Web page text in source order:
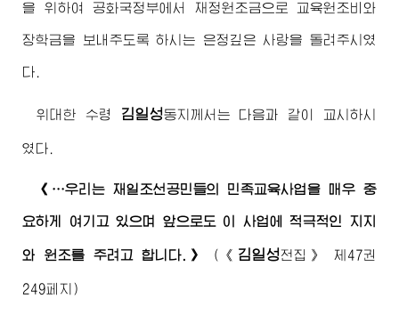
을 위하여 공화국정부에서 재정원조금으로 교육원조비와
장학금을 보내주도록 하시는 은정깊은 사랑을 돌려주시였
다.
위대한 수령 김일성동지 께서는 다음과 같이 교시하시
였다.
《…우리는 재일조선공민들의 민족교육사업을 매우 중
요하게 여기고 있으며 앞으로도 이 사업에 적극적인 지지
와 원조를 주려고 합니다.》 (《 김일성전집》 제47권
249페지)